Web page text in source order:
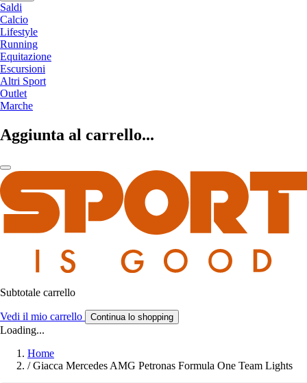
Saldi
Calcio
Lifestyle
Running
Equitazione
Escursioni
Altri Sport
Outlet
Marche
Aggiunta al carrello...
Subtotale carrello
Vedi il mio carrello Continua lo shopping
Loading...
Home
/ Giacca Mercedes AMG Petronas Formula One Team Lights